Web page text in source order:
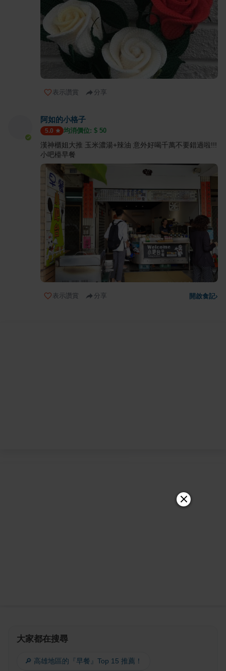
表示讚賞 分享
阿如的小格子
5.0 均消價位: $ 50
漢神櫃姐大推 玉米濃湯+辣油 意外好喝千萬不要錯過啦!!!
小吧檯早餐
表示讚賞 分享 開啟食記›
大家都在搜尋
🔎 高雄地區的『早餐』Top 15 推薦！